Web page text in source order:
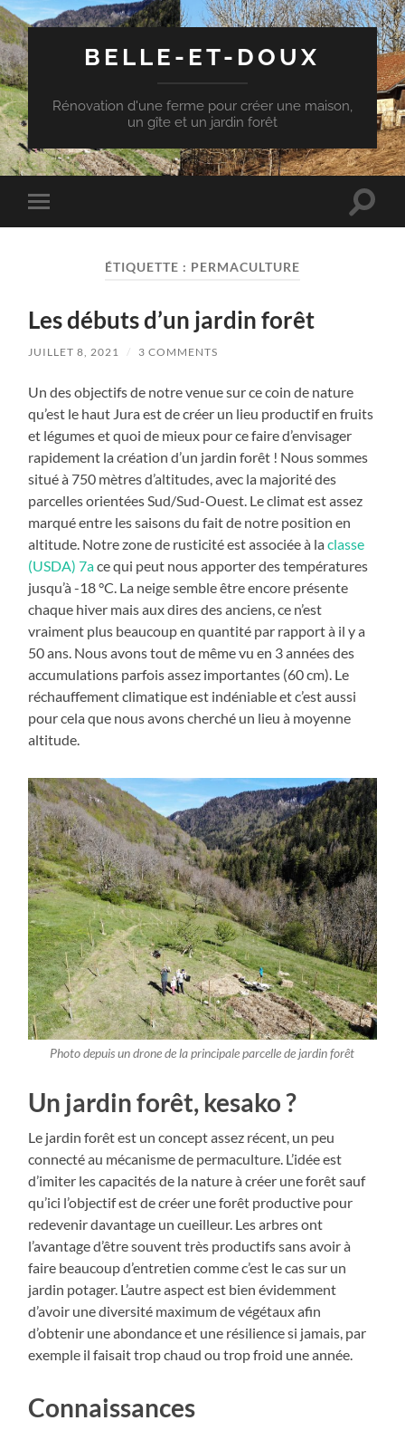
BELLE-ET-DOUX
Rénovation d'une ferme pour créer une maison,
un gîte et un jardin forêt
Toggle
mobile
Toggle
ÉTIQUETTE : PERMACULTURE
Les débuts d’un jardin forêt
JUILLET 8, 2021 / 3 COMMENTS
Un des objectifs de notre venue sur ce coin de nature
qu’est le haut Jura est de créer un lieu productif en fruits
et légumes et quoi de mieux pour ce faire d’envisager
rapidement la création d’un jardin forêt ! Nous sommes
situé à 750 mètres d’altitudes, avec la majorité des
parcelles orientées Sud/Sud-Ouest. Le climat est assez
marqué entre les saisons du fait de notre position en
altitude. Notre zone de rusticité est associée à laclasse
(USDA) 7ace qui peut nous apporter des températures
jusqu’à -18 °C. La neige semble être encore présente
chaque hiver mais aux dires des anciens, ce n’est
vraiment plus beaucoup en quantité par rapport à il y a
50 ans. Nous avons tout de même vu en 3 années des
accumulations parfois assez importantes (60 cm). Le
réchauffement climatique est indéniable et c’est aussi
pour cela que nous avons cherché un lieu à moyenne
altitude.
Photo depuis un drone de la principale parcelle de jardin forêt
Un jardin forêt, kesako ?
Le jardin forêt est un concept assez récent, un peu
connecté au mécanisme de permaculture. L’idée est
d’imiter les capacités de la nature à créer une forêt sauf
qu’ici l’objectif est de créer une forêt productive pour
redevenir davantage un cueilleur. Les arbres ont
l’avantage d’être souvent très productifs sans avoir à
faire beaucoup d’entretien comme c’est le cas sur un
jardin potager. L’autre aspect est bien évidemment
d’avoir une diversité maximum de végétaux afin
d’obtenir une abondance et une résilience si jamais, par
exemple il faisait trop chaud ou trop froid une année.
Connaissances